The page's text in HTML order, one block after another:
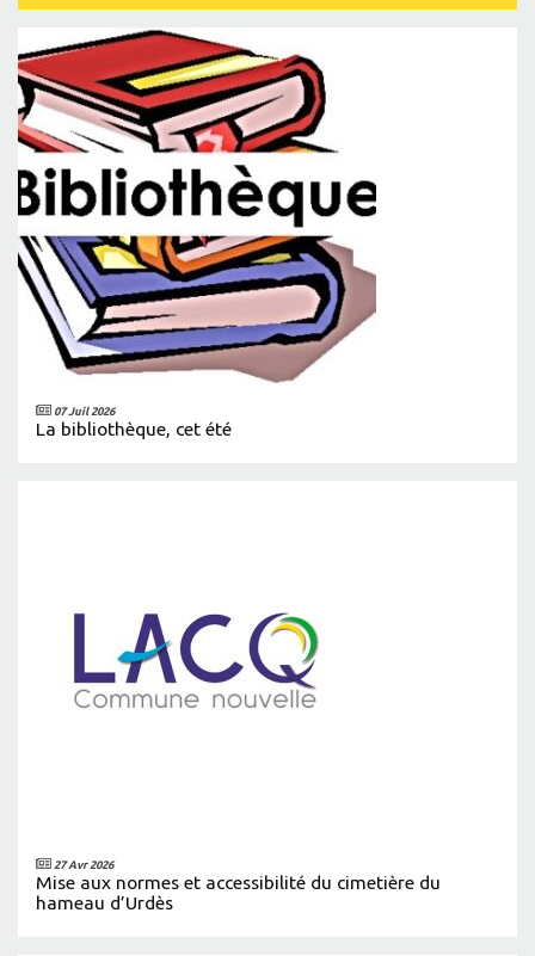
07 Juil 2026
La bibliothèque, cet été
27 Avr 2026
Mise aux normes et accessibilité du cimetière du
hameau d’Urdès